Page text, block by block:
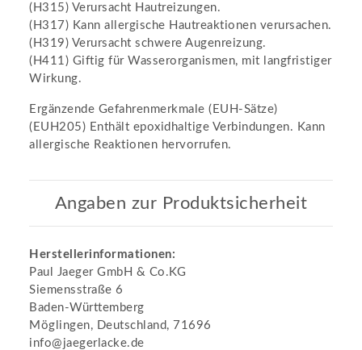
(H315) Verursacht Hautreizungen.
(H317) Kann allergische Hautreaktionen verursachen.
(H319) Verursacht schwere Augenreizung.
(H411) Giftig für Wasserorganismen, mit langfristiger
Wirkung.
Ergänzende Gefahrenmerkmale (EUH-Sätze)
(EUH205) Enthält epoxidhaltige Verbindungen. Kann
allergische Reaktionen hervorrufen.
Angaben zur Produktsicherheit
Herstellerinformationen:
Paul Jaeger GmbH & Co.KG
Siemensstraße 6
Baden-Württemberg
Möglingen, Deutschland, 71696
info@jaegerlacke.de